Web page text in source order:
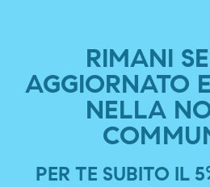
RIMANI
AGGIORNATO
NELLA
PER TE SUBITO IL